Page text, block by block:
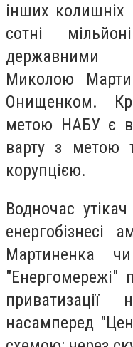
інших колишніх
сотні
державними
Миколою
Онищенком.
метою НАБУ є
варту з метою
корупцією.
Водночас
енергобізнесі
Мартиненка
"Енергомережі"
приватизації
насамперед